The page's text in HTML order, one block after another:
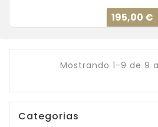
195,00 €
Mostrando 1-9 de 9
Categorias